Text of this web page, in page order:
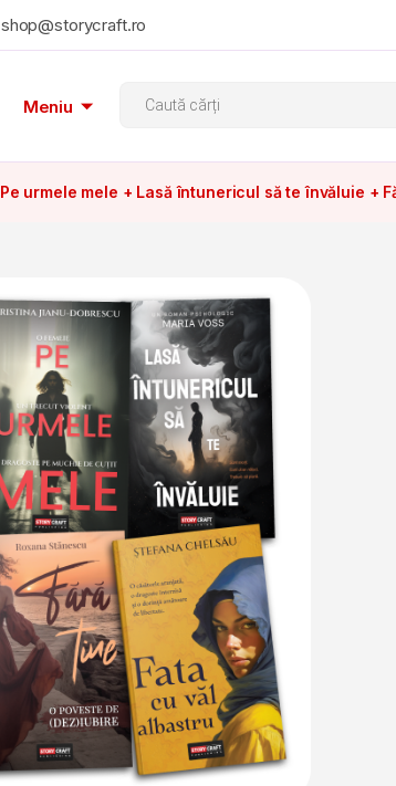
shop@storycraft.ro
Meniu
Pe urmele mele + Lasă întunericul să te învăluie +